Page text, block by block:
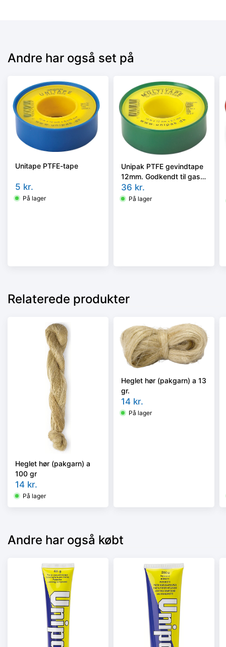
Andre har også set på
Unitape PTFE-tape
5 kr.
På lager
Unipak PTFE gevindtape
12mm. Godkendt til gas
D6-2963
36 kr.
På lager
Relaterede produkter
Heglet hør (pakgarn) a
100 gr
14 kr.
På lager
Heglet hør (pakgarn) a 13
gr.
14 kr.
På lager
Andre har også købt